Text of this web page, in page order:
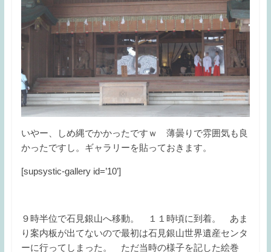
いやー、しめ縄でかかったですｗ 薄曇りで雰囲気も良
かったですし。ギャラリーを貼っておきます。
[supsystic-gallery id=’10’]
９時半位で石見銀山へ移動。 １１時頃に到着。 あま
り案内板が出てないので最初は石見銀山世界遺産センタ
ーに行ってしまった。 ただ当時の様子を記した絵巻